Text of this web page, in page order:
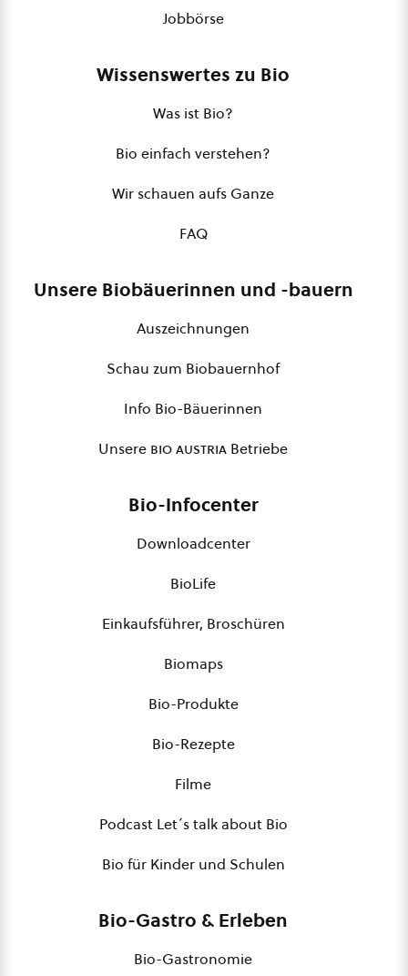
Jobbörse
Wissenswertes zu Bio
Was ist Bio?
Bio einfach verstehen?
Wir schauen aufs Ganze
FAQ
Unsere Biobäuerinnen und -bauern
Auszeichnungen
Schau zum Biobauernhof
Info Bio-Bäuerinnen
Unsere bio austria Betriebe
Bio-Infocenter
Downloadcenter
BioLife
Einkaufsführer, Broschüren
Biomaps
Bio-Produkte
Bio-Rezepte
Filme
Podcast Let´s talk about Bio
Bio für Kinder und Schulen
Bio-Gastro & Erleben
Bio-Gastronomie